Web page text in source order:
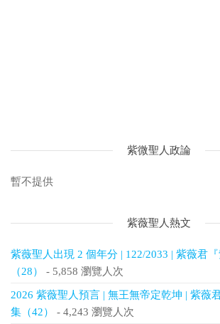
紫微聖人政論
暫不提供
紫薇聖人熱文
紫薇聖人出現 2 個年分 | 122/2033 | 紫薇君
（28）
- 5,858 瀏覽人次
2026 紫薇聖人預言 | 無王無帝定乾坤 | 紫薇
集（42）
- 4,243 瀏覽人次